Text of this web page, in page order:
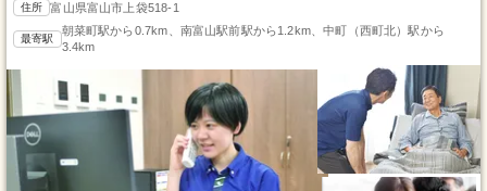
住所 富山県富山市上袋518-1
最寄駅
朝菜町駅から0.7km、南富山駅前駅から1.2km、中町（西町北）駅から
3.4km